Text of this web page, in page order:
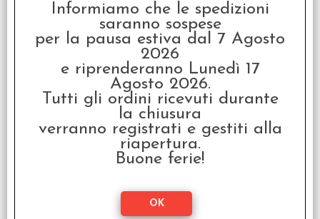
Storie Nere - Racconti
€12,99
Informiamo che le spedizioni
saranno sospese
per la pausa estiva dal 7 Agosto
2026
e riprenderanno Lunedì 17
Agosto 2026.
Tutti gli ordini ricevuti durante
la chiusura
verranno registrati e gestiti alla
riapertura.
Buone ferie!